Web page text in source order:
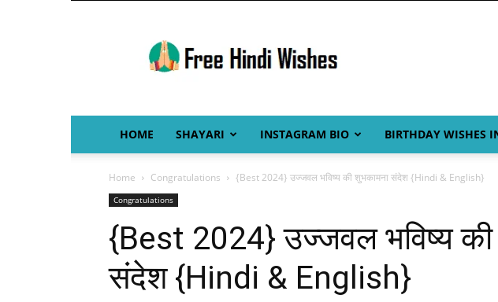
Hindi
Wishes
HOME SHAYARI INSTAGRAM BIO BIRTHDAY WISHES
Home Congratulations {Best 2024} उज्जवल भविष्य की शुभकामना संदेश {Hindi & English}
Congratulations
{Best 2024} उज्जवल भविष्य
संदेश {Hindi & English}